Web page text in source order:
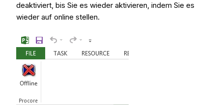
deaktiviert, bis Sie es wieder aktivieren, indem Sie es
wieder auf online stellen.